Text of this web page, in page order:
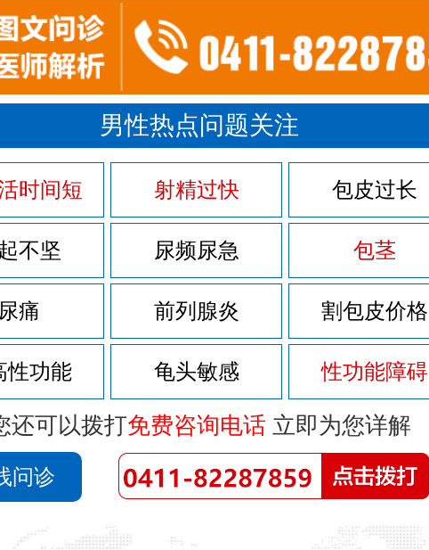
男性热点问题关注
时间短 射精过快 包皮过长
不坚 尿频尿急 包茎
痛 前列腺炎 割包皮价格
性功能 龟头敏感 性功能障碍
还可以拨打免费咨询电话立即为您详解
问诊